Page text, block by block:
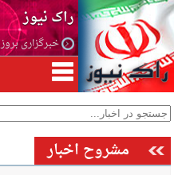
راک نیوز
خبرگزاری بروز
مشروح اخبار